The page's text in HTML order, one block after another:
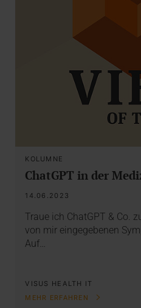
KOLUMNE
ChatGPT in der
14.06.2023
Traue ich ChatGPT & Co.
von mir eingegebenen
Auf…
VISUS HEALTH IT
MEHR ERFAHREN